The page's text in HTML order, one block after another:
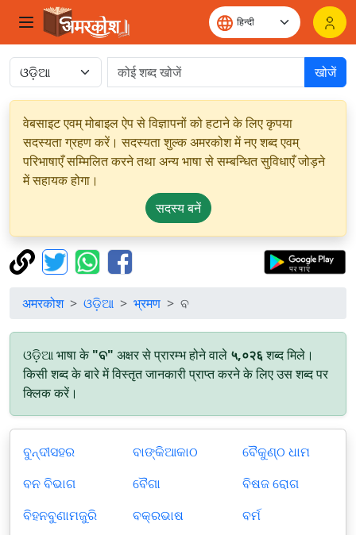
खोजें
वेबसाइट एवम् मोबाइल ऐप से विज्ञापनों को हटाने के लिए कृपया
सदस्यता ग्रहण करें। सदस्यता शुल्क अमरकोश में नए शब्द एवम्
परिभाषाएँ सम्मिलित करने तथा अन्य भाषा से सम्बन्धित सुविधाएँ जोड़ने
में सहायक होगा।
सदस्य बनें
अमरकोश ଓଡ଼ିଆ भ्रमण ବ
ଓଡ଼ିଆ भाषा के "ବ" अक्षर से प्रारम्भ होने वाले ५,०२६शब्द मिले।
किसी शब्द के बारे में विस्तृत जानकारी प्राप्त करने के लिए उस शब्द पर
क्लिक करें।
ବୁନ୍ଦୀସହର
ବନ ବିଭାଗ
ବିହନବୁଣାମଜୁରି
ବାଙ୍କିଆକାଠ
ବୈଗା
ବକ୍ରଭାଷ
ବୈକୁଣ୍ଠ ଧାମ
ବିଷଜ ରୋଗ
ବର୍ମ